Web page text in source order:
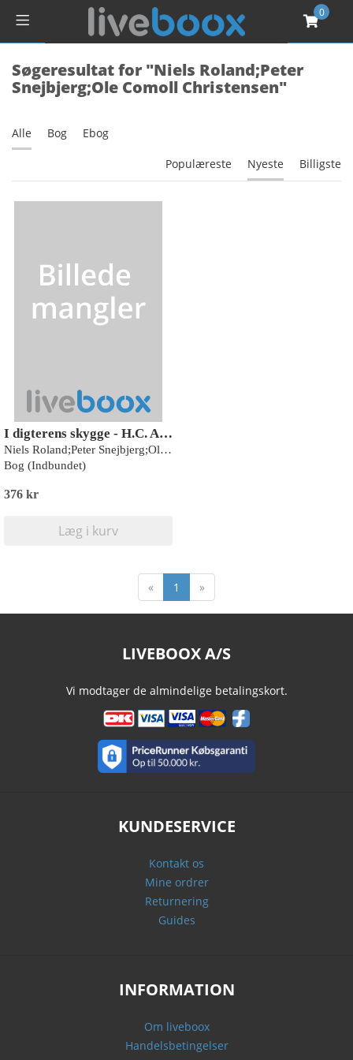
0
Søgeresultat for "Niels Roland;Peter
Snejbjerg;Ole Comoll Christensen"
Alle Bog Ebog
Populæreste Nyeste Billigste
I digterens skygge - H.C. Andersens unge år
Niels Roland;Peter Snejbjerg;Ole Comoll Christensen
Bog (Indbundet)
376 kr
Læg i kurv
« 1 »
LIVEBOOX A/S
Vi modtager de almindelige betalingskort.
KUNDESERVICE
Kontakt os
Mine ordrer
Returnering
Guides
INFORMATION
Om liveboox
Handelsbetingelser